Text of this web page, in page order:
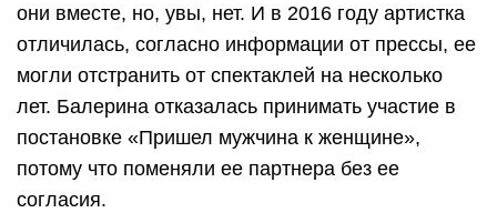
они вместе, но, увы, нет. И в 2016 году артистка
отличилась, согласно информации от прессы, ее
могли отстранить от спектаклей на несколько
лет. Балерина отказалась принимать участие в
постановке «Пришел мужчина к женщине»,
потому что поменяли ее партнера без ее
согласия.